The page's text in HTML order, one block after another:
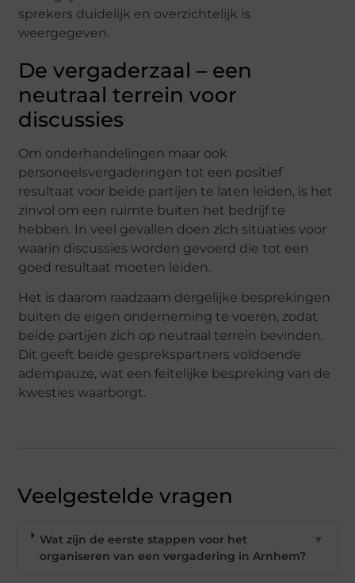
sprekers duidelijk en overzichtelijk is
weergegeven.
De vergaderzaal – een
neutraal terrein voor
discussies
Om onderhandelingen maar ook
personeelsvergaderingen tot een positief
resultaat voor beide partijen te laten leiden, is het
zinvol om een ruimte buiten het bedrijf te
hebben. In veel gevallen doen zich situaties voor
waarin discussies worden gevoerd die tot een
goed resultaat moeten leiden.
Het is daarom raadzaam dergelijke besprekingen
buiten de eigen onderneming te voeren, zodat
beide partijen zich op neutraal terrein bevinden.
Dit geeft beide gesprekspartners voldoende
adempauze, wat een feitelijke bespreking van de
kwesties waarborgt.
Veelgestelde vragen
Wat zijn de eerste stappen voor het
organiseren van een vergadering in Arnhem?
▼